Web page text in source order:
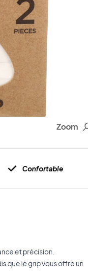
Zoom
Confortable
et précision.
que le grip vous offre un